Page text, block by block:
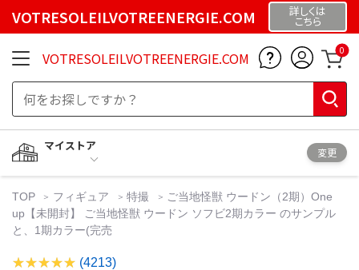
VOTRESOLEILVOTREENERGIE.COM 詳しくは
こちら
VOTRESOLEILVOTREENERGIE.COM 0
マイストア
変更
TOP フィギュア 特撮
ご当地怪獣 ウードン（2期）One
up【未開封】 ご当地怪獣 ウードン ソフビ2期カラー のサンプル
と、1期カラー(完売
(4213)